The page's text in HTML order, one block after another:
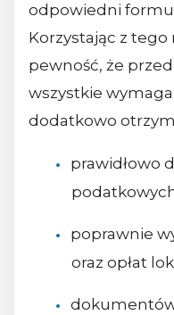
odpowiedni
Korzystając z tego
pewność, że
wszystkie
dodatkowo
prawidłowo
poprawnie
oraz opłat